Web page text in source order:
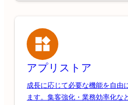
アプリストア
成長に応じて必要な機能を自由
ます。集客強化・業務効率化な